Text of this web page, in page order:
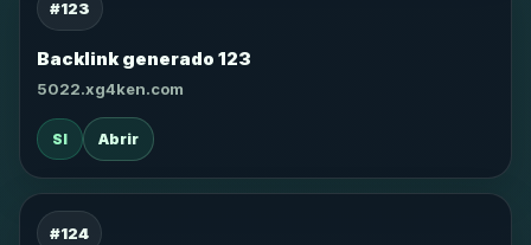
#123
Backlink generado 123
5022.xg4ken.com
SI Abrir
#124